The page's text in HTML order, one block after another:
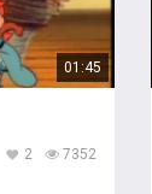
01:45
7352
2